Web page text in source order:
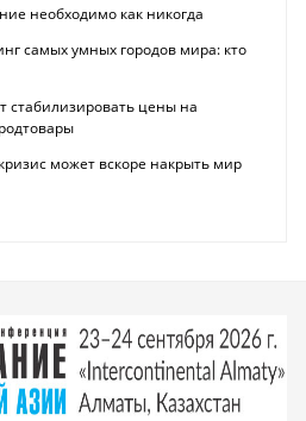
необходимо как никогда
самых умных городов мира: кто
стабилизировать цены на
может вскоре накрыть мир